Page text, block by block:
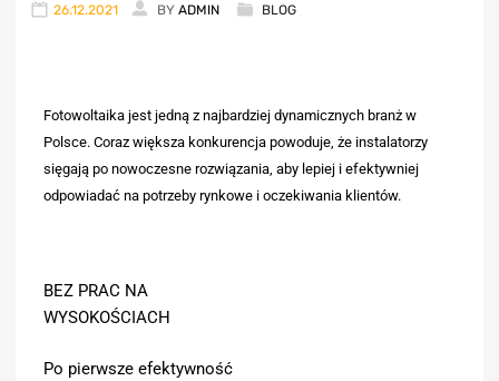
26.12.2021 BY ADMIN BLOG
Fotowoltaika jest jedną z najbardziej dynamicznych branż w
Polsce. Coraz większa konkurencja powoduje, że instalatorzy
sięgają po nowoczesne rozwiązania, aby lepiej i efektywniej
odpowiadać na potrzeby rynkowe i oczekiwania klientów.
BEZ PRAC NA
WYSOKOŚCIACH
Po pierwsze efektywność